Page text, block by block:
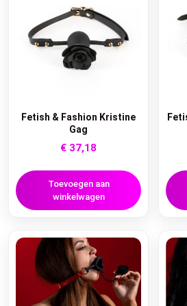
Fetish & Fashion Kristine
Gag
€ 37,18
Toevoegen aan
winkelwagen